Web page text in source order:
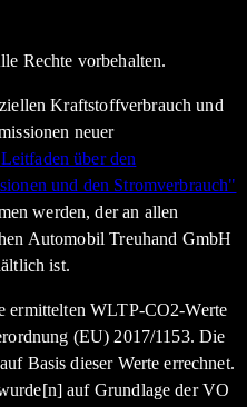
Rechte vorbehalten.
Kraftstoffverbrauch und
neuer
über den
und den Stromverbrauch"
werden, der an allen
Automobil Treuhand GmbH
ist.
ermittelten WLTP-CO2-Werte
(EU) 2017/1153. Die
Basis dieser Werte errechnet.
auf Grundlage der VO